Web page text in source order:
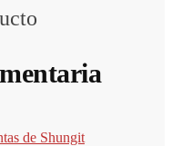
de Shungit